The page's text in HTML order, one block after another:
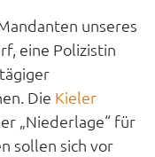
unseres
eine Polizistin
Die Kieler
„Niederlage“ für
sollen sich vor